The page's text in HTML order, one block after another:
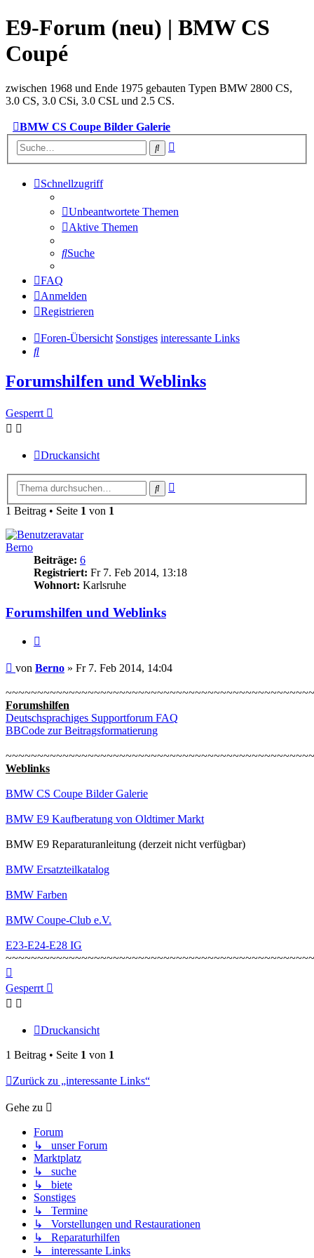
E9-Forum (neu) | BMW CS
Coupé
zwischen 1968 und Ende 1975 gebauten Typen BMW 2800 CS,
3.0 CS, 3.0 CSi, 3.0 CSL und 2.5 CS.
BMW CS Coupe Bilder Galerie
Suche
Schnellzugriff
Unbeantwortete Themen
Aktive Themen
Suche
FAQ
Anmelden
Registrieren
Foren-Übersicht Sonstiges interessante Links
Suche
Forumshilfen und Weblinks
Gesperrt
Druckansicht
Suche
1 Beitrag • Seite 1 von 1
Berno
Beiträge: 6
Registriert: Fr 7. Feb 2014, 13:18
Wohnort: Karlsruhe
Forumshilfen und Weblinks
Beitrag
von Berno » Fr 7. Feb 2014, 14:04
Forumshilfen
Deutschsprachiges Supportforum FAQ
BBCode zur Beitragsformatierung
Weblinks
BMW CS Coupe Bilder Galerie
BMW E9 Kaufberatung von Oldtimer Markt
BMW E9 Reparaturanleitung (derzeit nicht verfügbar)
BMW Ersatzteilkatalog
BMW Farben
BMW Coupe-Club e.V.
E23-E24-E28 IG
oben
Gesperrt
Druckansicht
1 Beitrag • Seite 1 von 1
Zurück zu „interessante Links“
Gehe zu
Forum
↳ unser Forum
Marktplatz
↳ suche
↳ biete
Sonstiges
↳ Termine
↳ Vorstellungen und Restaurationen
↳ Reparaturhilfen
↳ interessante Links